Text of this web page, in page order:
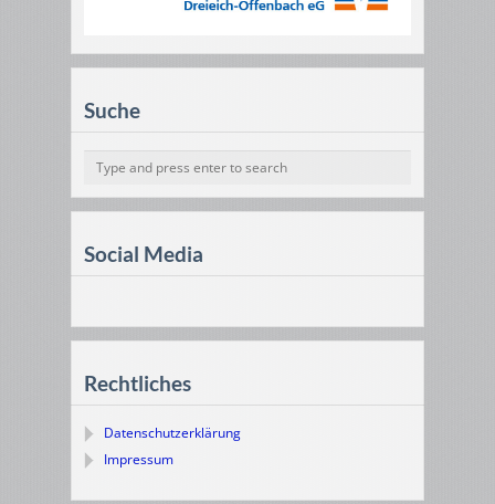
Suche
Social Media
Rechtliches
Datenschutzerklärung
Impressum